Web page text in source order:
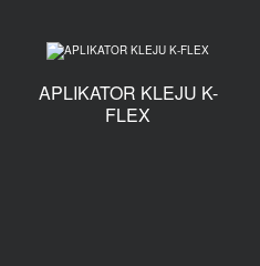
APLIKATOR KLEJU K-
FLEX